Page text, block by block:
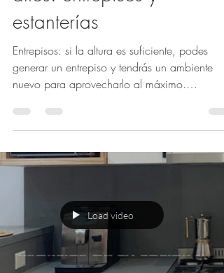
3 may 2023
Optimización de techos
altos: entrepisos y
estanterías
generar un entrepiso y tendrás un ambiente